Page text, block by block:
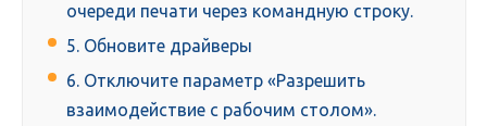
очереди печати через командную строку.
5. Обновите драйверы
6. Отключите параметр «Разрешить
взаимодействие с рабочим столом».